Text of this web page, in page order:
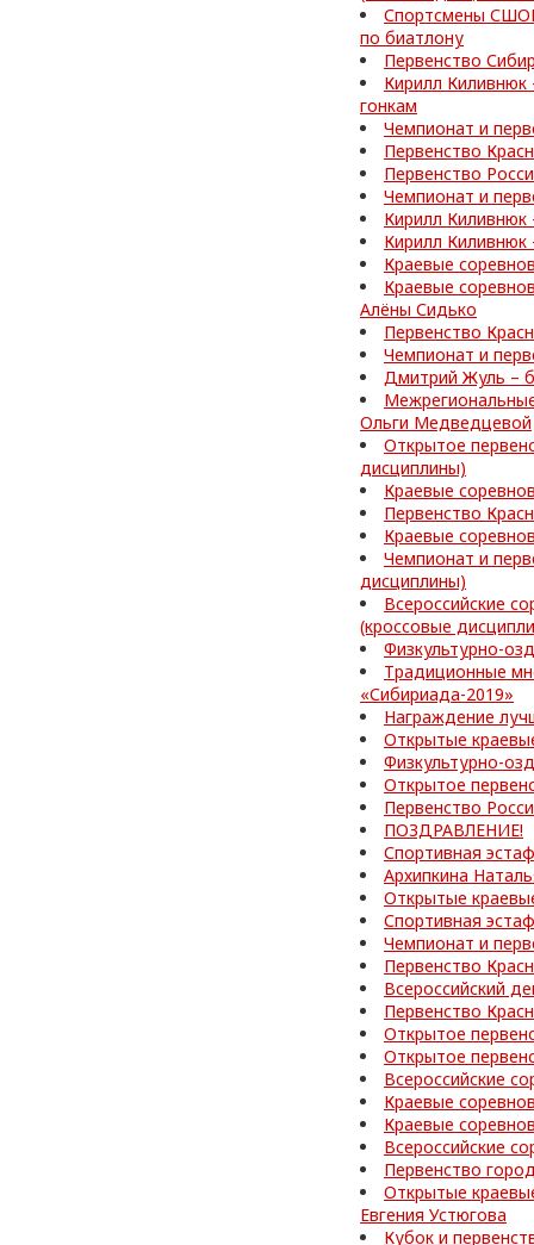
Спортсмены
по биатлону
Первенство
Кирилл Киливнюк
гонкам
Чемпионат и
Первенство
Первенство
Чемпионат и
Кирилл
Кирилл Киливнюк
Краевые
Краевые
Алёны Сидько
Первенство
Чемпионат и
Дмитрий Жуль –
Ольги Медведцевой
Открытое
дисциплины)
Краевые
Первенство
Краевые
Чемпионат и
дисциплины)
Всероссийские
(кроссовые
Физкультурно-
Традиционные
«Сибириада-2019»
Награждение
Открытые
Физкультурно-
Открытое
Первенство
ПОЗДРАВЛЕНИЕ!
Спортивная
Архипкина
Открытые
Спортивная
Чемпионат и
Первенство
Всероссийский
Первенство
Открытое
Открытое
Всероссийские
Краевые
Краевые
Всероссийские
Первенство
Открытые
Евгения Устюгова
Кубок и